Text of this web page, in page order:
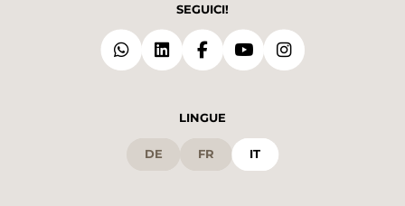
SEGUICI!
LINGUE
DE FR IT